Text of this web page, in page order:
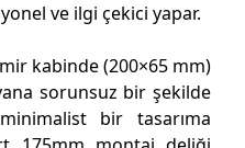
ve ilgi çekici yapar.
kabinde (200×65 mm)
sorunsuz bir şekilde
bir tasarıma